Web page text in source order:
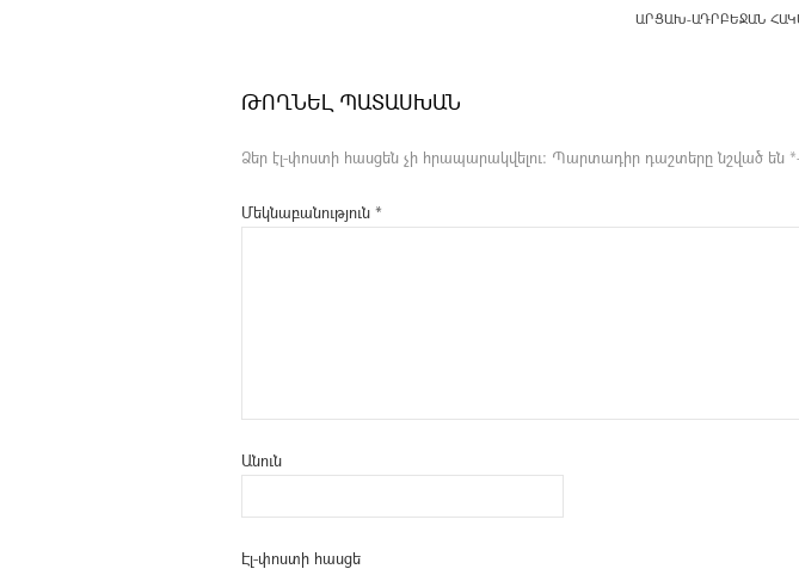
ԱՐՑԱԽ-ԱԴՐԲԵՋԱՆ
ԹՈՂՆԵԼ ՊԱՏԱՍԽԱՆ
Ձեր էլ-փոստի հասցեն չի հրապարակվելու։ Պարտադիր դաշտերը նշված են *
Մեկնաբանություն *
Անուն
Էլ-փոստի հասցե